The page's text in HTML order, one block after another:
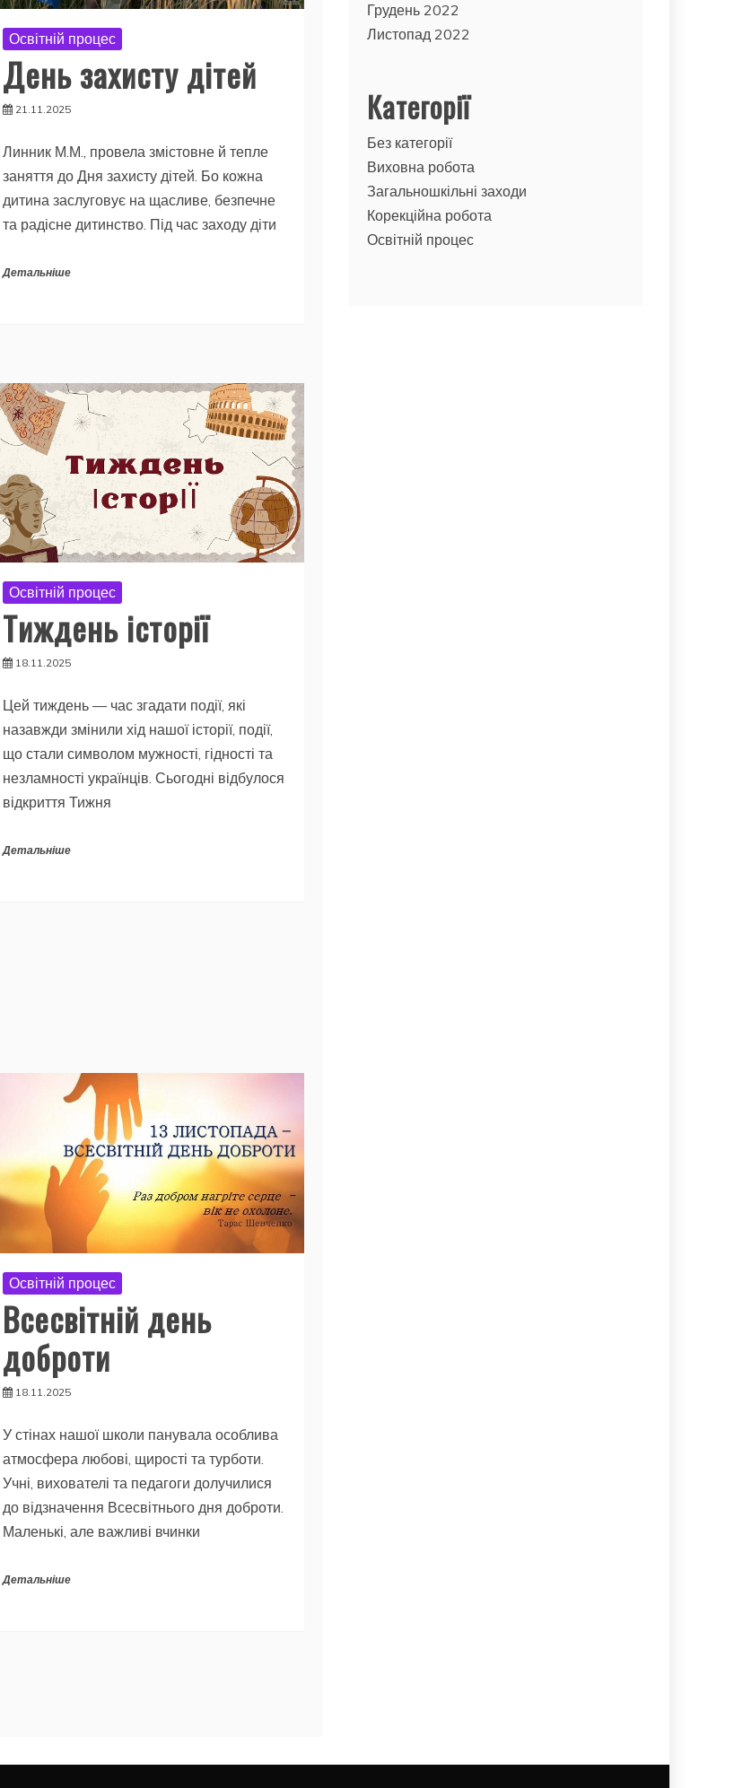
Освітній процес
День захисту дітей
21.11.2025
Линник М.М., провела змістовне й тепле
заняття до Дня захисту дітей. Бо кожна
дитина заслуговує на щасливе, безпечне
та радісне дитинство. Під час заходу діти
Детальніше
Освітній процес
Тиждень історії
18.11.2025
Цей тиждень — час згадати події, які
назавжди змінили хід нашої історії, події,
що стали символом мужності, гідності та
незламності українців. Сьогодні відбулося
відкриття Тижня
Детальніше
Освітній процес
Всесвітній день
доброти
18.11.2025
У стінах нашої школи панувала особлива
атмосфера любові, щирості та турботи.
Учні, вихователі та педагоги долучилися
до відзначення Всесвітнього дня доброти.
Маленькі, але важливі вчинки
Детальніше
Грудень 2022
Листопад 2022
Категорії
Без категорії
Виховна робота
Загальношкільні заходи
Корекційна робота
Освітній процес